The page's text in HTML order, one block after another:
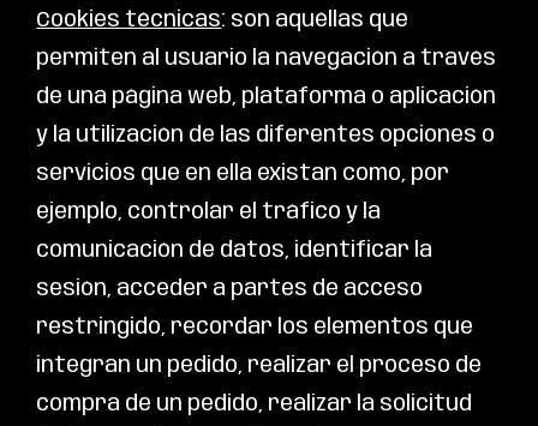
Cookies técnicas: son aquéllas que
permiten al usuario la navegación a través
de una página web, plataforma o aplicación
y la utilización de las diferentes opciones o
servicios que en ella existan como, por
ejemplo, controlar el tráfico y la
comunicación de datos, identificar la
sesión, acceder a partes de acceso
restringido, recordar los elementos que
integran un pedido, realizar el proceso de
compra de un pedido, realizar la solicitud